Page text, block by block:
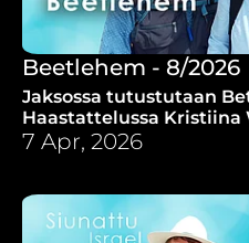
Beetlehem - 8/2026
Jaksossa tutustutaan
Haastattelussa Kristiina
7 Apr, 2026